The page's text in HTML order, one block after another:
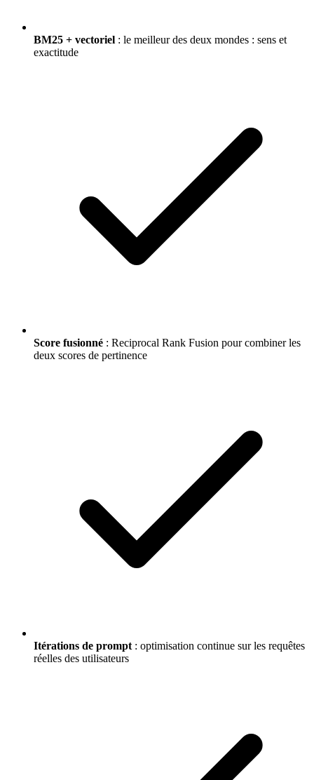
BM25 + vectoriel : le meilleur des deux mondes : sens et
exactitude
Score fusionné : Reciprocal Rank Fusion pour combiner les
deux scores de pertinence
Itérations de prompt : optimisation continue sur les requêtes
réelles des utilisateurs